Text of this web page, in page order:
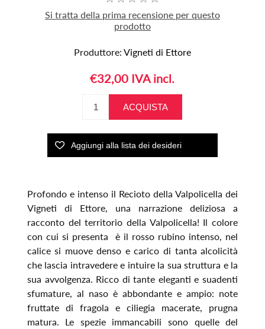
Si tratta della prima recensione per questo
prodotto
Produttore: Vigneti di Ettore
€32,00 IVA incl.
Profondo e intenso il Recioto della Valpolicella dei
Vigneti di Ettore, una narrazione deliziosa a
racconto del territorio della Valpolicella! Il colore
con cui si presenta è il rosso rubino intenso, nel
calice si muove denso e carico di tanta alcolicità
che lascia intravedere e intuire la sua struttura e la
sua avvolgenza. Ricco di tante eleganti e suadenti
sfumature, al naso è abbondante e ampio: note
fruttate di fragola e ciliegia macerate, prugna
matura. Le spezie immancabili sono quelle del